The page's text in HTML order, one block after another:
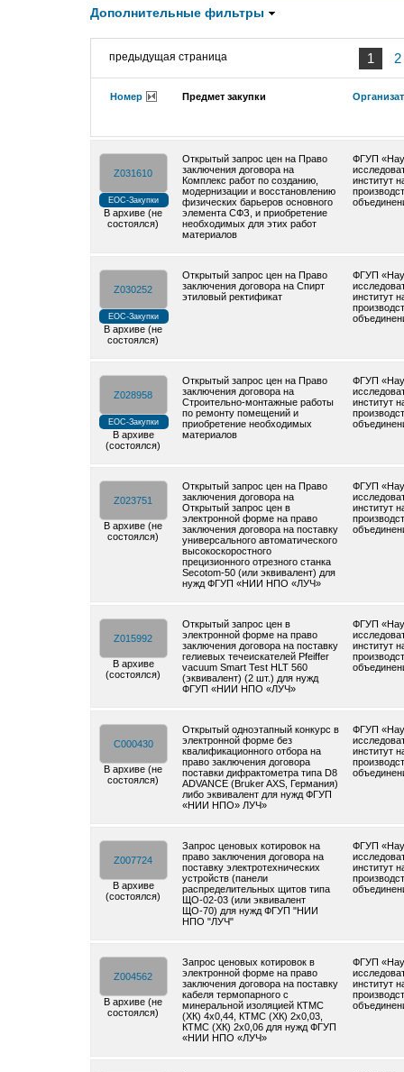
Дополнительные фильтры
предыдущая страница 1 2
Номер Предмет закупки
Z031610
ЕОС-Закупки
В архиве (не
состоялся)
Открытый запрос цен на Право
заключения договора на
Комплекс работ по созданию,
модернизации и восстановлению
физических барьеров основного
элемента СФЗ, и приобретение
необходимых для этих работ
материалов
ФГУП
институт
Z030252
ЕОС-Закупки
В архиве (не
состоялся)
Открытый запрос цен на Право
заключения договора на Спирт
этиловый ректификат
ФГУП
институт
Z028958
ЕОС-Закупки
В архиве
(состоялся)
Открытый запрос цен на Право
заключения договора на
Строительно-монтажные работы
по ремонту помещений и
приобретение необходимых
материалов
ФГУП
институт
Z023751
В архиве (не
состоялся)
Открытый запрос цен на Право
заключения договора на
Открытый запрос цен в
электронной форме на право
заключения договора на поставку
универсального автоматического
высокоскоростного
прецизионного отрезного станка
Secotom-50 (или эквивалент) для
нужд ФГУП «НИИ НПО «ЛУЧ»
ФГУП
институт
Z015992
В архиве
(состоялся)
Открытый запрос цен в
электронной форме на право
заключения договора на поставку
гелиевых течеискателей Pfeiffer
vacuum Smart Test HLT 560
(эквивалент) (2 шт.) для нужд
ФГУП «НИИ НПО «ЛУЧ»
ФГУП
институт
C000430
В архиве (не
состоялся)
Открытый одноэтапный конкурс в
электронной форме без
квалификационного отбора на
право заключения договора
поставки дифрактометра типа D8
ADVANCE (Bruker AXS, Германия)
либо эквивалент для нужд ФГУП
«НИИ НПО» ЛУЧ»
ФГУП
институт
Z007724
В архиве
(состоялся)
Запрос ценовых котировок на
право заключения договора на
поставку электротехнических
устройств (панели
распределительных щитов типа
ЩО-02-03 (или эквивалент
ЩО-70) для нужд ФГУП "НИИ
НПО "ЛУЧ"
ФГУП
институт
Z004562
В архиве (не
состоялся)
Запрос ценовых котировок в
электронной форме на право
заключения договора на поставку
кабеля термопарного с
минеральной изоляцией КТМС
(ХК) 4х0,44, КТМС (ХК) 2х0,03,
КТМС (ХК) 2х0,06 для нужд ФГУП
«НИИ НПО «ЛУЧ»
ФГУП
институт